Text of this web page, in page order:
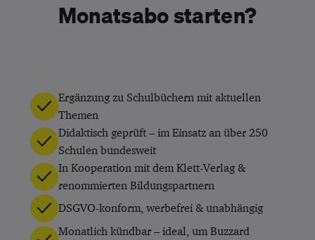
Monatsabo starten?
Ergänzung zu Schulbüchern mit aktuellen
Themen
Didaktisch geprüft – im Einsatz an über 250
Schulen bundesweit
In Kooperation mit dem Klett-Verlag &
renommierten Bildungspartnern
DSGVO-konform, werbefrei & unabhängig
Monatlich kündbar – ideal, um Buzzard